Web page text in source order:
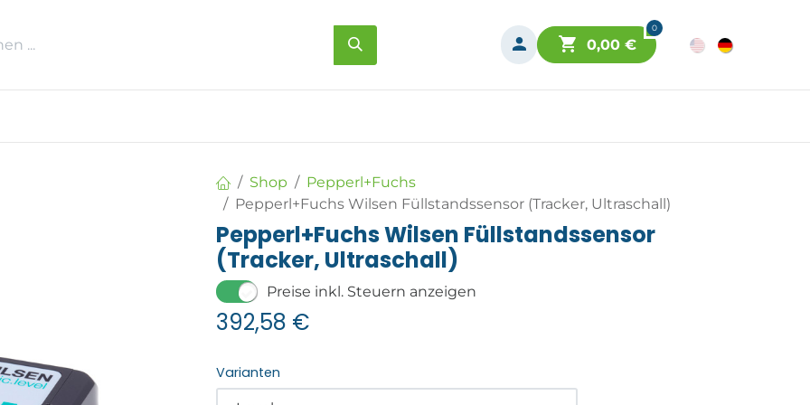
0
0,00€
Shop
Pepperl+Fuchs
Pepperl+Fuchs Wilsen Füllstandssensor (Tracker, Ultraschall)
Pepperl+Fuchs Wilsen Füllstandssensor
(Tracker, Ultraschall)
Preise inkl. Steuern anzeigen
392,58 €
Varianten